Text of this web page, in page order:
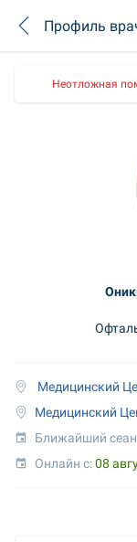
Профиль
Неотложная
Медицинский
Медицинский
Ближайший
Онлайн с: 08